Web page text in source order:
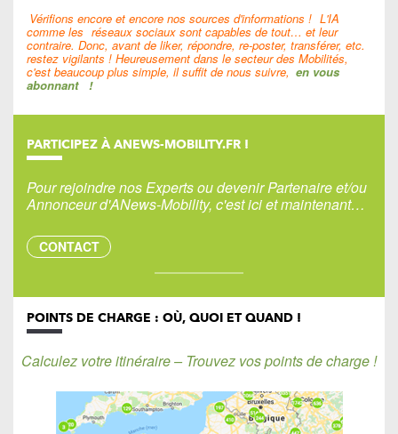
Vérifions encore et encore nos sources d'informations ! L'IA
comme les réseaux sociaux sont capables de tout… et leur
contraire. Donc, avant de liker, répondre, re-poster, transférer, etc.
restez vigilants ! Heureusement dans le secteur des Mobilités,
c'est beaucoup plus simple, il suffit de nous suivre, en vous
abonnant !
PARTICIPEZ À ANEWS-MOBILITY.FR !
Pour rejoindre nos Experts ou devenir Partenaire et/ou
Annonceur d'ANews-Mobility, c'est ici et maintenant…
CONTACT
POINTS DE CHARGE : OÙ, QUOI ET QUAND !
Calculez votre itinéraire – Trouvez vos points de charge !